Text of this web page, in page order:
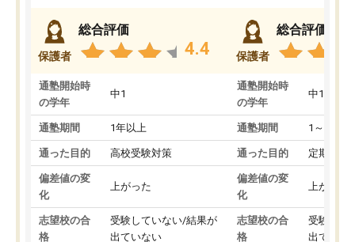
保護者
総合評価
4.4
通塾開始時
の学年
中1
通塾期間 1年以上
通った目的 高校受験対策
偏差値の変
化
上がった
志望校の合
格
受験していない/結果が
出ていない
保護者
総合評価
通塾開始時
の学年
中1
通塾期間 1～3ヵ月
通った目的 定期テス
偏差値の変
化
上がった
志望校の合
格
受験して
出ていな